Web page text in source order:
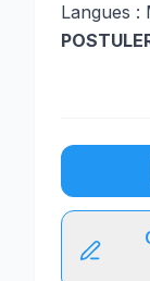
Langues :